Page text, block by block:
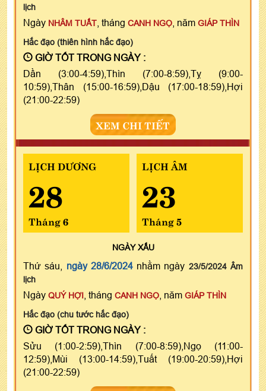
lịch
Ngày NHÂM TUẤT , tháng CANH NGỌ , năm GIÁP THÌN
Hắc đạo (thiên hình hắc đạo)
GIỜ TỐT TRONG NGÀY :
Dần (3:00-4:59),Thìn (7:00-8:59),Tỵ (9:00-
10:59),Thân (15:00-16:59),Dậu (17:00-18:59),Hợi
(21:00-22:59)
XEM CHI TIẾT
LỊCH DƯƠNG
28
Tháng 6
LỊCH ÂM
23
Tháng 5
NGÀYXẤU
Thứ sáu, ngày 28/6/2024nhằm ngày 23/5/2024 Âm
lịch
Ngày QUÝ HỢI , tháng CANH NGỌ , năm GIÁP THÌN
Hắc đạo (chu tước hắc đạo)
GIỜ TỐT TRONG NGÀY :
Sửu (1:00-2:59),Thìn (7:00-8:59),Ngọ (11:00-
12:59),Mùi (13:00-14:59),Tuất (19:00-20:59),Hợi
(21:00-22:59)